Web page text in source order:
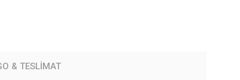
& TESLIMAT